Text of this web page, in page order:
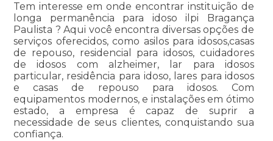
Tem interesse em onde encontrar instituição de
longa permanência para idoso ilpi Bragança
Paulista ? Aqui você encontra diversas opções de
serviços oferecidos, como asilos para idosos,casas
de repouso, residencial para idosos, cuidadores
de idosos com alzheimer, lar para idosos
particular, residência para idoso, lares para idosos
e casas de repouso para idosos. Com
equipamentos modernos, e instalações em ótimo
estado, a empresa é capaz de suprir a
necessidade de seus clientes, conquistando sua
confiança.